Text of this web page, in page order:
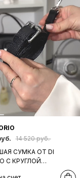
14 520 руб.
СУМКА ОТ DI
С КРУГЛОЙ
В ЧЁРНОМ ЦВЕТЕ